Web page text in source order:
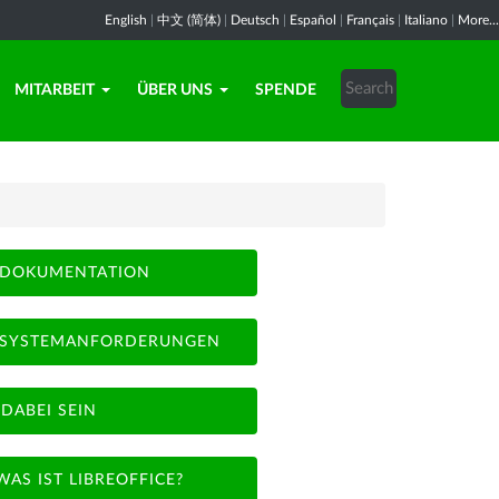
English 中文 (简体) Deutsch Español Français Italiano More...
MITARBEIT ÜBER UNS SPENDE
DOKUMENTATION
SYSTEMANFORDERUNGEN
DABEI SEIN
IST LIBREOFFICE?